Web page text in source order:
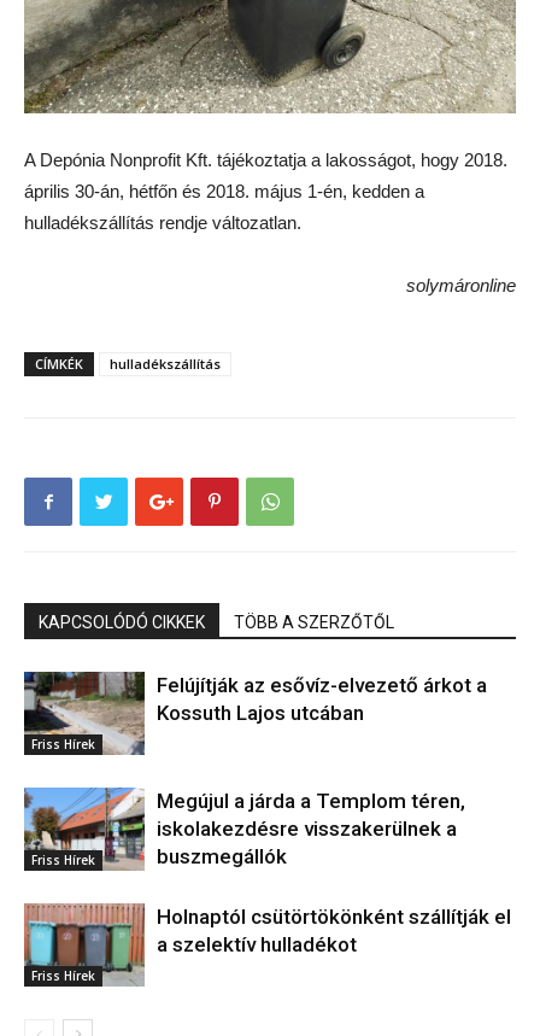
A Depónia Nonprofit Kft. tájékoztatja a lakosságot, hogy 2018.
április 30-án, hétfőn és 2018. május 1-én, kedden a
hulladékszállítás rendje változatlan.
solymáronline
CÍMKÉK hulladékszállítás
KAPCSOLÓDÓ CIKKEK TÖBB A SZERZŐTŐL
Friss Hírek
Felújítják az esővíz-elvezető árkot a
Kossuth Lajos utcában
Friss Hírek
Megújul a járda a Templom téren,
iskolakezdésre visszakerülnek a
buszmegállók
Friss Hírek
Holnaptól csütörtökönként szállítják el
a szelektív hulladékot